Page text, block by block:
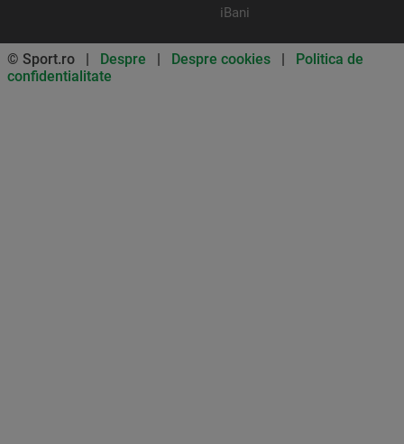
iBani
© Sport.ro | Despre | Despre cookies | Politica de
confidentialitate